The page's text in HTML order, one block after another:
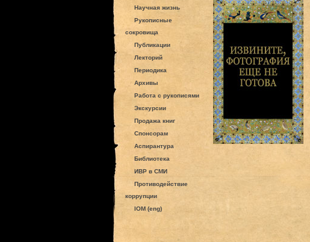
Научная жизнь
Рукописные
сокровища
Публикации
Лекторий
Периодика
Архивы
Работа с рукописями
Экскурсии
Продажа книг
Спонсорам
Аспирантура
Библиотека
ИВР в СМИ
Противодействие
коррупции
IOM (eng)